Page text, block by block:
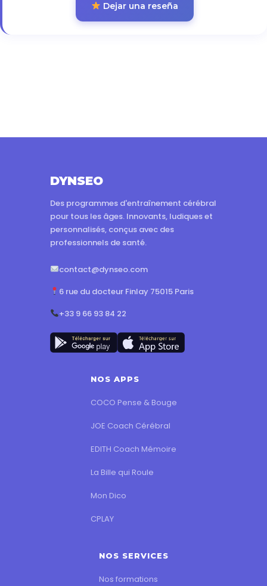
Dejar una reseña
DYNSEO
Des programmes d'entraînement cérébral
pour tous les âges. Innovants, ludiques et
personnalisés, conçus avec des
professionnels de santé.
contact@dynseo.com
6 rue du docteur Finlay 75015 Paris
+33 9 66 93 84 22
NOS APPS
COCO Pense & Bouge
JOE Coach Cérébral
EDITH Coach Mémoire
La Bille qui Roule
Mon Dico
CPLAY
NOS SERVICES
Nos formations